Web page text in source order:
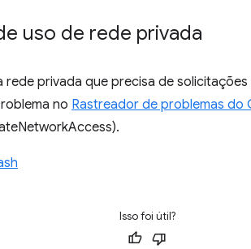
uso de rede privada
rede privada que precisa de
no Rastreador de problemas do
Isso foi útil?